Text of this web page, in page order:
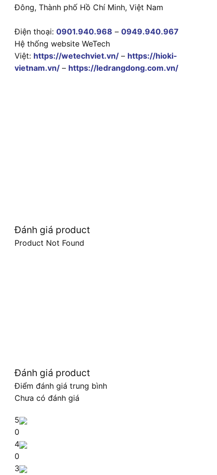
Đông, Thành phố Hồ Chí Minh, Việt Nam
Điện thoại: 0901.940.968 – 0949.940.967
Hệ thống website WeTech
Việt: https://wetechviet.vn/ – https://hioki-
vietnam.vn/ – https://ledrangdong.com.vn/
Đánh giá product
Product Not Found
Đánh giá product
Điểm đánh giá trung bình
Chưa có đánh giá
5
0
4
0
3